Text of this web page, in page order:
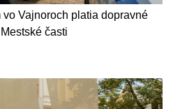
vo Vajnoroch platia dopravné
časti